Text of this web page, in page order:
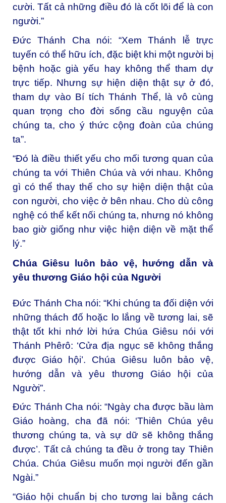
cười. Tất cả những điều đó là cốt lõi để là con
người.”
Đức Thánh Cha nói: “Xem Thánh lễ trực
tuyến có thể hữu ích, đặc biệt khi một người bị
bệnh hoặc già yếu hay không thể tham dự
trực tiếp. Nhưng sự hiện diện thật sự ở đó,
tham dự vào Bí tích Thánh Thể, là vô cùng
quan trọng cho đời sống cầu nguyện của
chúng ta, cho ý thức cộng đoàn của chúng
ta”.
“Đó là điều thiết yếu cho mối tương quan của
chúng ta với Thiên Chúa và với nhau. Không
gì có thể thay thế cho sự hiện diện thật của
con người, cho việc ở bên nhau. Cho dù công
nghệ có thể kết nối chúng ta, nhưng nó không
bao giờ giống như việc hiện diện về mặt thể
lý.”
Chúa Giêsu luôn bảo vệ, hướng dẫn và
yêu thương Giáo hội của Người
Đức Thánh Cha nói: “Khi chúng ta đối diện với
những thách đố hoặc lo lắng về tương lai, sẽ
thật tốt khi nhớ lời hứa Chúa Giêsu nói với
Thánh Phêrô: ‘Cửa địa ngục sẽ không thắng
được Giáo hội’. Chúa Giêsu luôn bảo vệ,
hướng dẫn và yêu thương Giáo hội của
Người”.
Đức Thánh Cha nói: “Ngày cha được bầu làm
Giáo hoàng, cha đã nói: ‘Thiên Chúa yêu
thương chúng ta, và sự dữ sẽ không thắng
được’. Tất cả chúng ta đều ở trong tay Thiên
Chúa. Chúa Giêsu muốn mọi người đến gần
Ngài.”
“Giáo hội chuẩn bị cho tương lai bằng cách